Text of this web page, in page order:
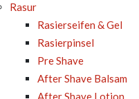
Rasur
Rasierseifen & Gel
Rasierpinsel
Pre Shave
After Shave Balsam
After Shave Lotion